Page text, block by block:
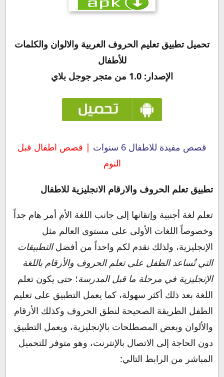
تحميل تطبيق تعليم الحروف العربية والالوان والكلمات
للأطفال
الإصدار: 1.0 من متجر جوجل بلاي
قصص مفيدة للاطفال 6 سنوات
| قصص اطفال قبل
النوم
تطبيق تعلم الحروف والارقام الانجليزية للاطفال
تعلم لغة أجنبية وإتقانها إلى جانب اللغة الأم أمر هام جداً
وخصوصاً اللغات الأولى على مستوى العالم مثل
الإنجليزية، ولذلك نقدم لكم واحداً من أفضلالتطبيقات
التي تُساعد الطفل على تعلم الحروف والأرقام باللغة
الإنجليزية في مرحلة ما قبل المدرسة؛ حتى يكون تعلم
اللغة بعد ذلك أكثر سهولة، كما يعمل التطبيق على تعليم
الطفل الطريقة الصحيحة لنطق الحروف وكذلك الأرقام
والألوان وبعض المصطلحات بالإنجليزية، ويعمل التطبيق
دون الحاجة إلى الاتصال بالإنترنت، وهو متوفر للتحميل
المباشر من الرابط التالي: